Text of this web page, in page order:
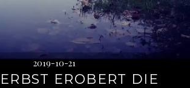
2019-10-21
EROBERT DIE